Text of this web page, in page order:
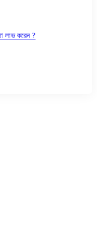
লাভ করেন ?